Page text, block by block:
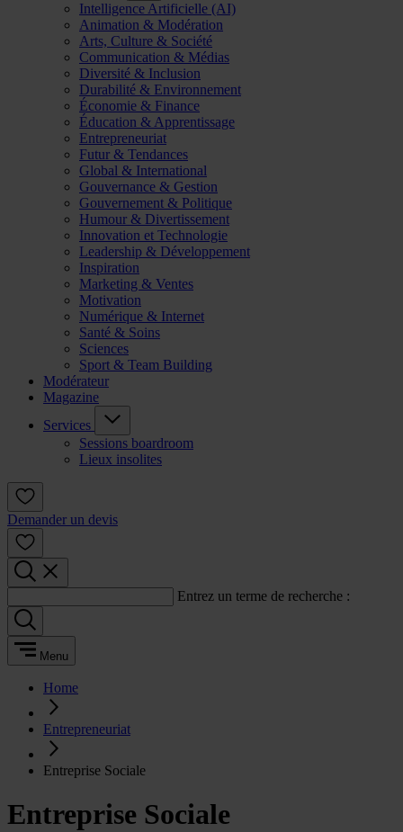
Intelligence Artificielle (AI)
Animation & Modération
Arts, Culture & Société
Communication & Médias
Diversité & Inclusion
Durabilité & Environnement
Économie & Finance
Éducation & Apprentissage
Entrepreneuriat
Futur & Tendances
Global & International
Gouvernance & Gestion
Gouvernement & Politique
Humour & Divertissement
Innovation et Technologie
Leadership & Développement
Inspiration
Marketing & Ventes
Motivation
Numérique & Internet
Santé & Soins
Sciences
Sport & Team Building
Modérateur
Magazine
Services
Sessions boardroom
Lieux insolites
Demander un devis
Entrez un terme de recherche :
Menu
Home
Entrepreneuriat
Entreprise Sociale
Entreprise Sociale